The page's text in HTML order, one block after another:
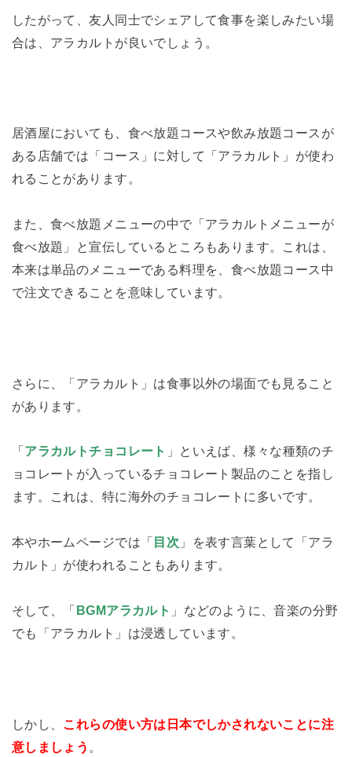
したがって、友人同士でシェアして食事を楽しみたい場
合は、アラカルトが良いでしょう。
居酒屋においても、食べ放題コースや飲み放題コースが
ある店舗では「コース」に対して「アラカルト」が使わ
れることがあります。
また、食べ放題メニューの中で「アラカルトメニューが
食べ放題」と宣伝しているところもあります。これは、
本来は単品のメニューである料理を、食べ放題コース中
で注文できることを意味しています。
さらに、「アラカルト」は食事以外の場面でも見ること
があります。
「 アラカルトチョコレート 」といえば、様々な種類のチ
ョコレートが入っているチョコレート製品のことを指し
ます。これは、特に海外のチョコレートに多いです。
本やホームページでは「目次 」を表す言葉として「アラ
カルト」が使われることもあります。
そして、「BGMアラカルト 」などのように、音楽の分野
でも「アラカルト」は浸透しています。
しかし、 これらの使い方は日本でしかされないことに注
意しましょう 。